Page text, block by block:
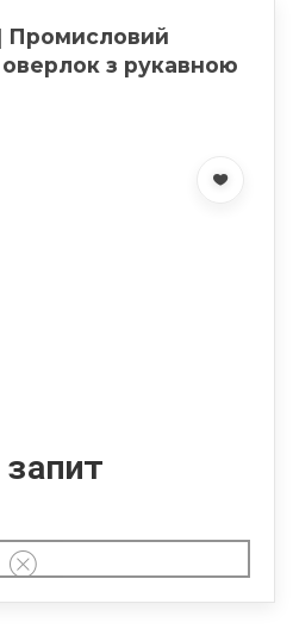
Промисловий
з рукавною